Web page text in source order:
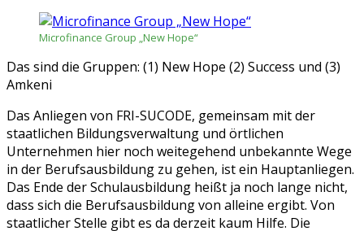
Microfinance Group „New Hope“
Das sind die Gruppen: (1) New Hope (2) Success und (3)
Amkeni
Das Anliegen von FRI-SUCODE, gemeinsam mit der
staatlichen Bildungsverwaltung und örtlichen
Unternehmen hier noch weitegehend unbekannte Wege
in der Berufsausbildung zu gehen, ist ein Hauptanliegen.
Das Ende der Schulausbildung heißt ja noch lange nicht,
dass sich die Berufsausbildung von alleine ergibt. Von
staatlicher Stelle gibt es da derzeit kaum Hilfe. Die